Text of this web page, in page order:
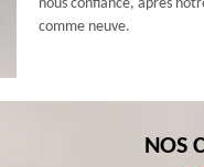
nous confiance, après
comme neuve.
NOS